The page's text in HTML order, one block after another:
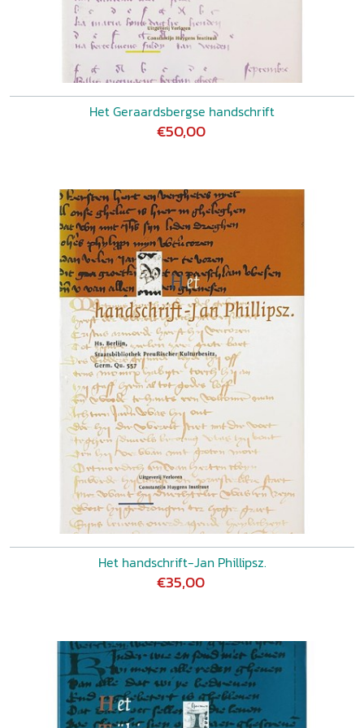
Het Geraardsbergse handschrift
€50,00
Het handschrift-Jan Phillipsz.
€35,00